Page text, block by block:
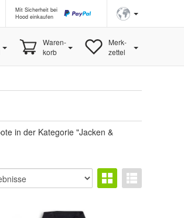
Mit Sicherheit bei
Hood einkaufen
Waren-
korb
Merk-
zettel
in der Kategorie "Jacken &